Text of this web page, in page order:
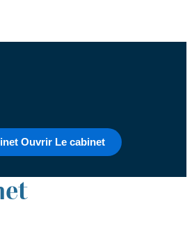
Ouvrir Le cabinet